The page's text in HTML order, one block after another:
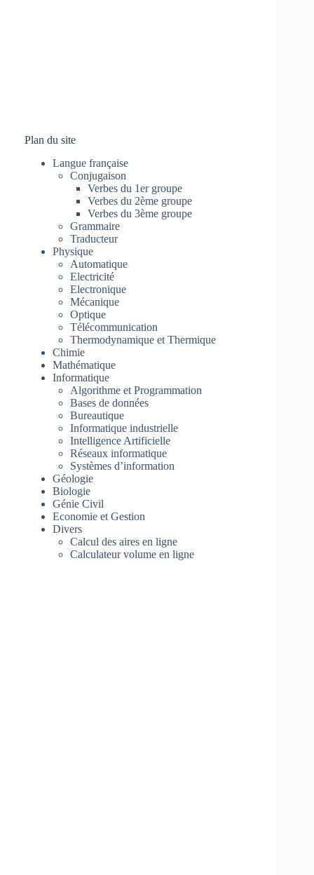
Plan du site
Langue française
Conjugaison
Verbes du 1er groupe
Verbes du 2ème groupe
Verbes du 3ème groupe
Grammaire
Traducteur
Physique
Automatique
Electricité
Electronique
Mécanique
Optique
Télécommunication
Thermodynamique et Thermique
Chimie
Mathématique
Informatique
Algorithme et Programmation
Bases de données
Bureautique
Informatique industrielle
Intelligence Artificielle
Réseaux informatique
Systèmes d’information
Géologie
Biologie
Génie Civil
Economie et Gestion
Divers
Calcul des aires en ligne
Calculateur volume en ligne